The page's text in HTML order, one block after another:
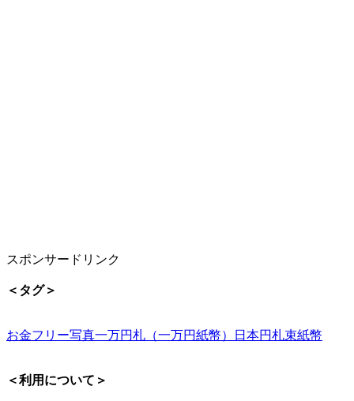
スポンサードリンク
＜タグ＞
お金フリー写真一万円札（一万円紙幣） 日本円札束紙幣
＜利用について＞